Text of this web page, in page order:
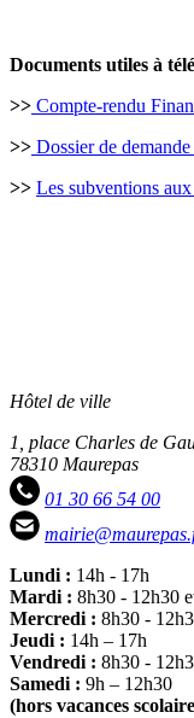
Documents utiles à
>> Compte-rendu
>> Dossier de
>> Les subventions
Hôtel de ville
1, place Charles de
78310 Maurepas
01 30 66 54 00
Lundi : 14h - 17h
Mardi : 8h30 - 12h30
Mercredi : 8h30 -
Jeudi : 14h – 17h
Vendredi : 8h30 -
Samedi : 9h – 12h30
(hors vacances